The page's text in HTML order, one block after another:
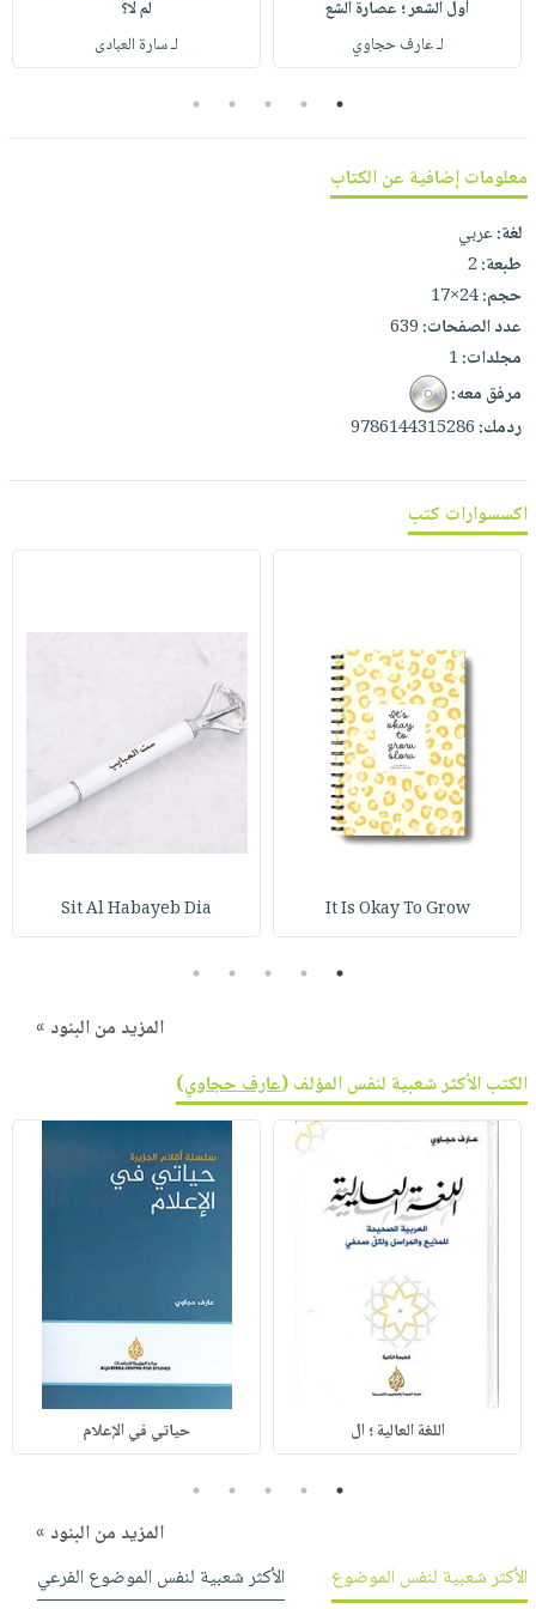
صابون
أطفال
فيديوهات
أسئلة
نيل
وفرات
انشر
كتابك
تواصل
معنا
التسوق
أول الشعر ؛ عصارة الشع
لـ عارف حجاوي
لم لا؟
لـ سارة العبادى
1
2
3
4
5
معلومات إضافية عن الكتاب
لغة:عربي
طبعة:2
حجم:24×17
عدد الصفحات:639
مجلدات:1
مرفق معه:
ردمك:9786144315286
اكسسوارات كتب
It Is Okay To Grow
Sit Al Habayeb Dia
1
2
3
4
5
المزيد من البنود »
الكتب الأكثر شعبية لنفس المؤلف (عارف حجاوي)
اللغة العالية ؛ ال حياتي في الإعلام
1
2
3
4
5
المزيد من البنود »
الأكثر شعبية لنفس الموضوع
الأكثر شعبية لنفس الموضوع الفرعي